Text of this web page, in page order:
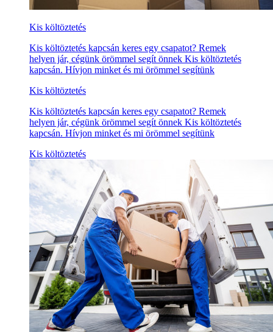
Kis költöztetés
Kis költöztetés kapcsán keres egy csapatot? Remek
helyen jár, cégünk örömmel segít önnek Kis költöztetés
kapcsán. Hívjon minket és mi örömmel segítünk
Kis költöztetés
Kis költöztetés kapcsán keres egy csapatot? Remek
helyen jár, cégünk örömmel segít önnek Kis költöztetés
kapcsán. Hívjon minket és mi örömmel segítünk
Kis költöztetés